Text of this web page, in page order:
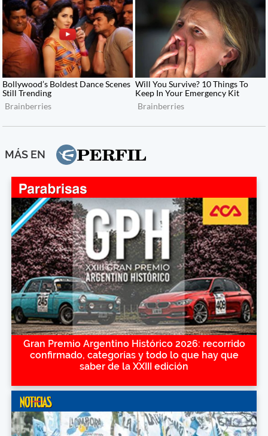
MÁS EN
Gran Premio Argentino Histórico 2026: recorrido
confirmado, categorías y todo lo que hay que
saber de la XXIII edición